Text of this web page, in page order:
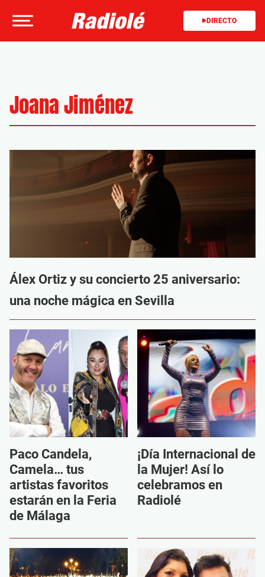
DIRECTO
Joana Jiménez
Álex Ortiz y su concierto 25 aniversario:
una noche mágica en Sevilla
Paco Candela,
Camela… tus
artistas favoritos
estarán en la Feria
de Málaga
¡Día Internacional de
la Mujer! Así lo
celebramos en
Radiolé